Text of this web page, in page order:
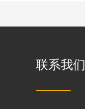
联系我们